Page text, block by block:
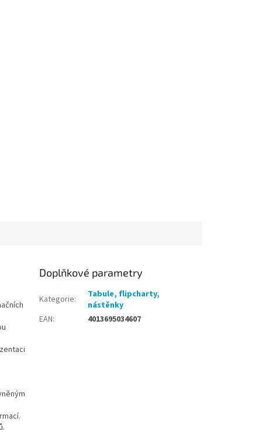
Doplňkové parametry
Kategorie:
Tabule, flipcharty,
nástěnky
EAN: 4013695034607